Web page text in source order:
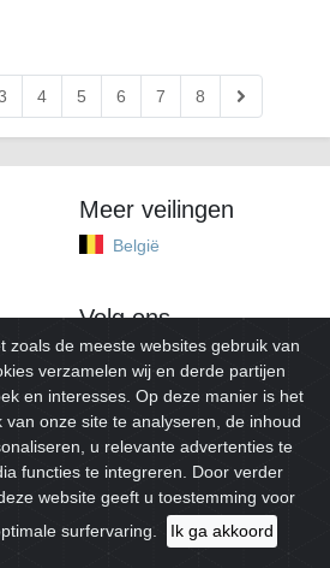
4 5 6 7 8
Meer veilingen
België
Volg ons
Facebook
Alle rechten voorbehouden.
zoals de meeste websites gebruik van
verzamelen wij en derde partijen
en interesses. Op deze manier is het
van onze site te analyseren, de inhoud
u relevante advertenties te
functies te integreren. Door verder
website geeft u toestemming voor
surfervaring.
Ik ga akkoord